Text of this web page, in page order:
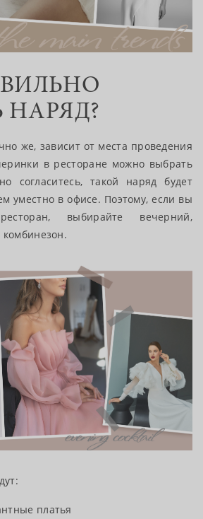
НАРЯД?
же, зависит от места проведения
в ресторане можно выбрать
согласитесь, такой наряд будет
уместно в офисе. Поэтому, если вы
выбирайте вечерний,
платья